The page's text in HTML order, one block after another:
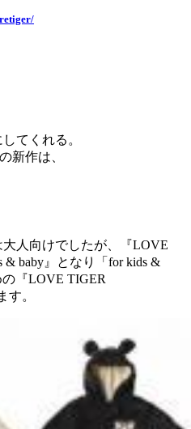
てくれる。
新作は、
人向けでしたが、『LOVE
baby』となり「for kids &
『LOVE TIGER
す。